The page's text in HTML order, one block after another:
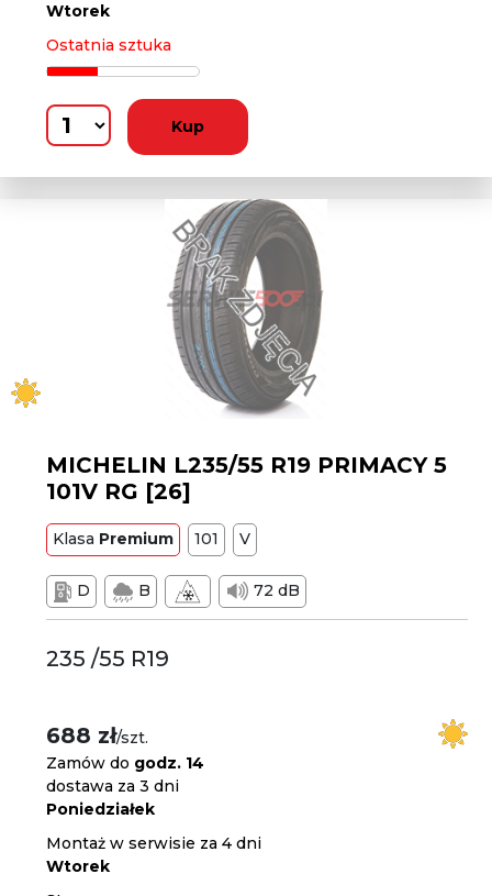
Wtorek
Ostatnia sztuka
Kup
MICHELIN L235/55 R19 PRIMACY 5
101V RG [26]
Klasa Premium 101 V
D B 72 dB
235 /55 R19
688 zł/szt.
Zamów do godz. 14
dostawa za 3 dni
Poniedziałek
Montaż w serwisie za 4 dni
Wtorek